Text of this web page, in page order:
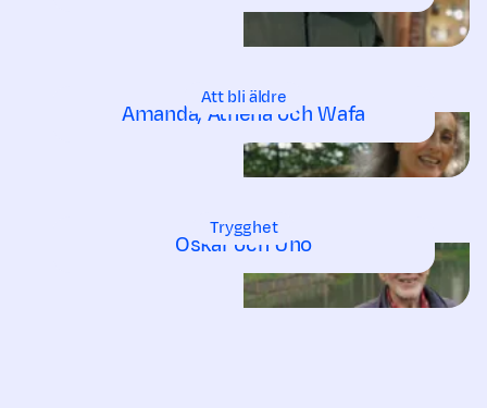
Amanda, Athena och Wafa
Att bli äldre
Oskar och Uno
Trygghet